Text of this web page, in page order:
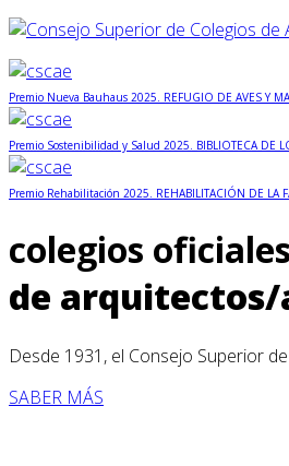
Premio Nueva Bauhaus 2025. REFUGIO DE AVES Y
Premio Sostenibilidad y Salud 2025. BIBLIOTECA DE
Premio Rehabilitación 2025. REHABILITACIÓN DE LA
colegios oficiales
de arquitectos/
Desde 1931, el Consejo Superior
SABER MÁS